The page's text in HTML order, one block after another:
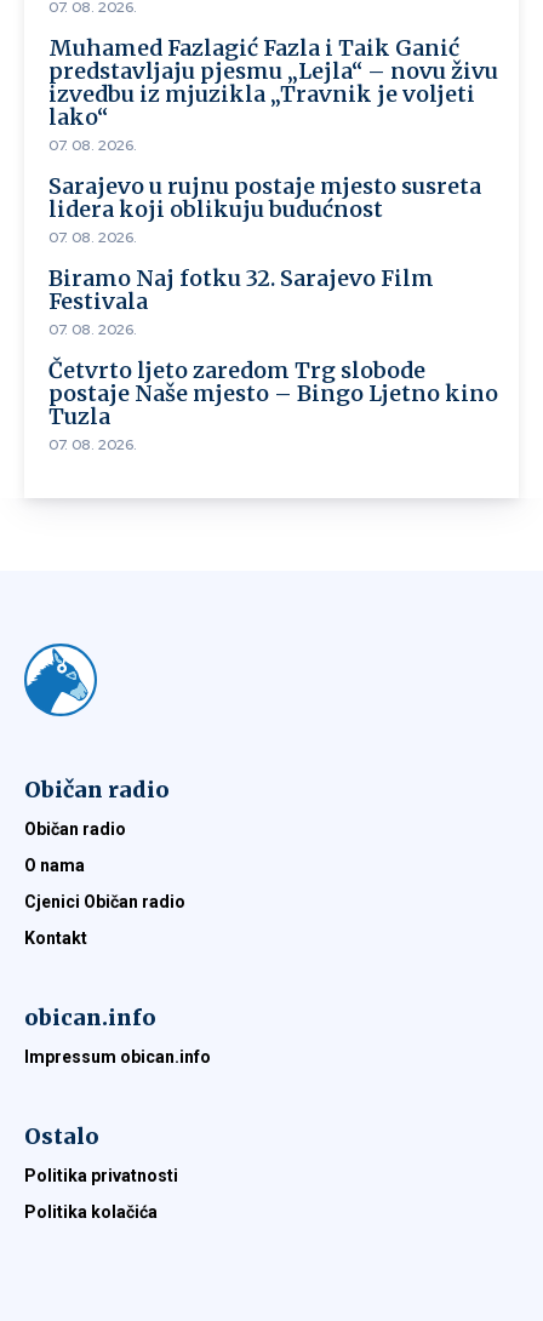
07. 08. 2026.
Muhamed Fazlagić Fazla i Taik Ganić
predstavljaju pjesmu „Lejla“ – novu živu
izvedbu iz mjuzikla „Travnik je voljeti
lako“
07. 08. 2026.
Sarajevo u rujnu postaje mjesto susreta
lidera koji oblikuju budućnost
07. 08. 2026.
Biramo Naj fotku 32. Sarajevo Film
Festivala
07. 08. 2026.
Četvrto ljeto zaredom Trg slobode
postaje Naše mjesto – Bingo Ljetno kino
Tuzla
07. 08. 2026.
Običan radio
Običan radio
O nama
Cjenici Običan radio
Kontakt
obican.info
Impressum obican.info
Ostalo
Politika privatnosti
Politika kolačića